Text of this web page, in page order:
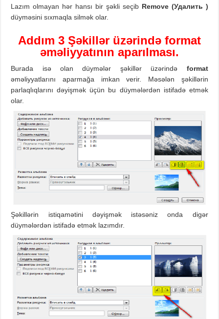
Lazım olmayan hər hansı bir şəkli seçib Remove (Удалить )
düyməsini sıxmaqla silmək olar.
Addım 3 Şəkillər üzərində format
əməliyyatının aparılması.
Burada isə olan düymələr şəkillər üzərində format
əməliyyatlarını aparmağa imkan verir. Məsələn şəkillərin
parlaqlıqlarını dəyişmək üçün bu düymələrdən istifadə etmək
olar.
Şəkillərin istiqamətini dəyişmək istəsəniz onda digər
düymələrdən istifadə etmək lazımdır.